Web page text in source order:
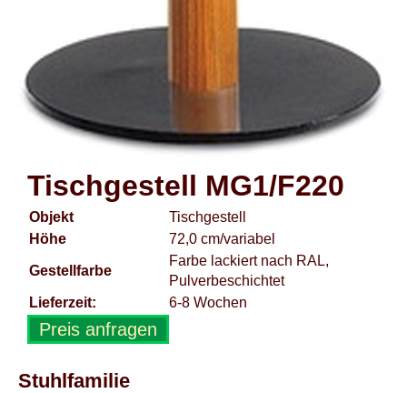
Tischgestell MG1/F220
Objekt
Tischgestell
Höhe
72,0 cm/variabel
Gestellfarbe
Farbe lackiert nach RAL,
Pulverbeschichtet
Lieferzeit:
6-8 Wochen
Preis anfragen
Stuhlfamilie